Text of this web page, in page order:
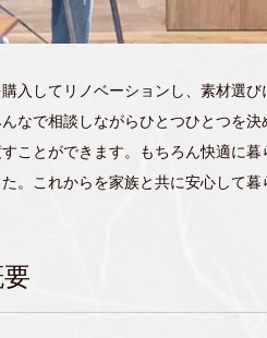
入してリノベーションし、素材選
なで相談しながらひとつひとつを
ことができます。もちろん快適に
。これからを家族と共に安心して暮